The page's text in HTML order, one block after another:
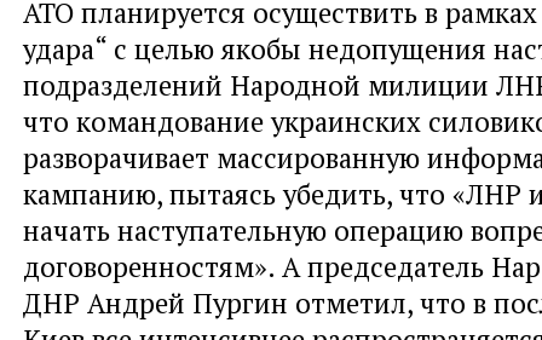
АТО планируется осуществить в
удара“ с целью якобы недопущения
подразделений Народной милиции
что командование украинских
разворачивает массированную
кампанию, пытаясь убедить, что
начать наступательную операцию
договоренностям». А председатель
ДНР Андрей Пургин отметил, что в